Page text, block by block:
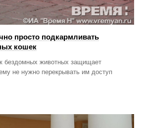
просто подкармливать
кошек
бездомных животных защищает
не нужно перекрывать им доступ